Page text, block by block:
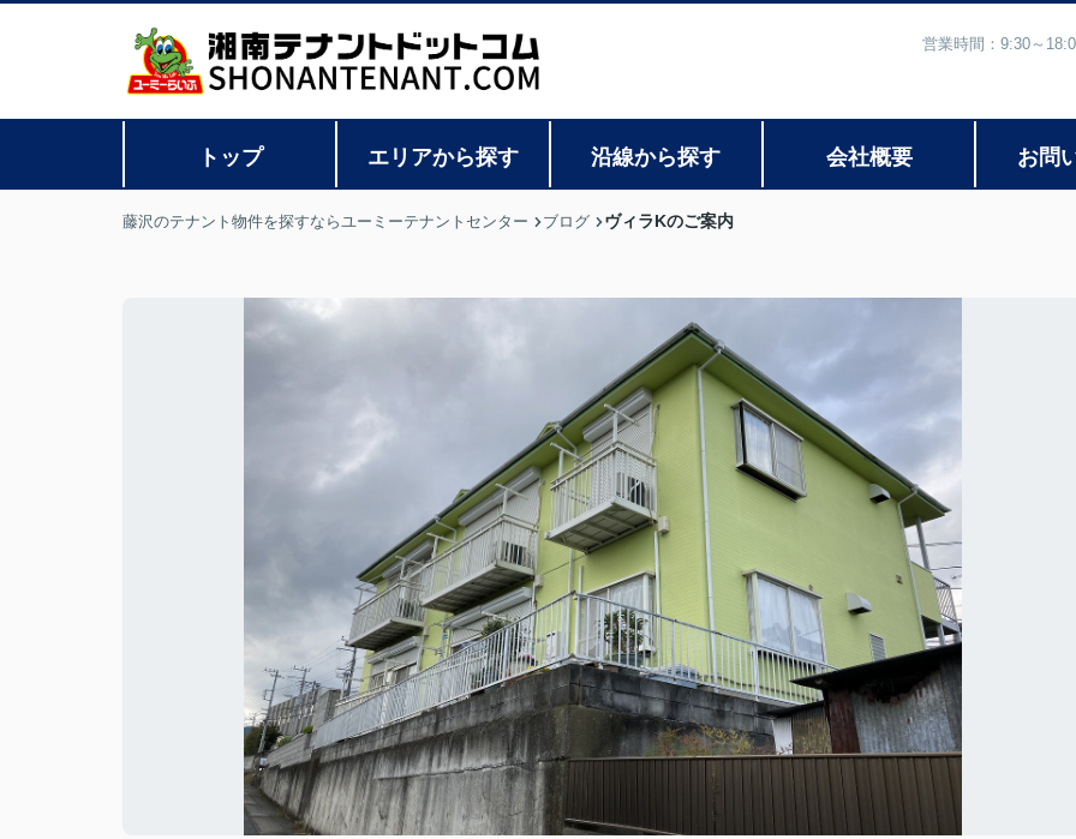
営業時間：9:30～
トップ エリアから探す 沿線から探す 会社概要 お問
藤沢のテナント物件を探すならユーミーテナントセンター ブログ ヴィラKのご案内